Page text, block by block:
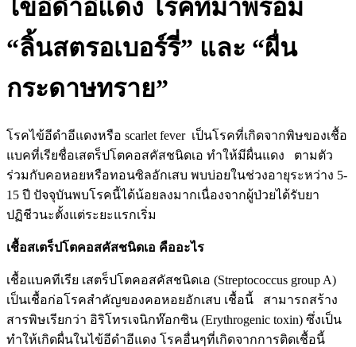
ไข้อีดำอีแดง โรคที่มาพร้อม
“ลิ้นสตรอเบอร์รี่” และ “ผื่น
กระดาษทราย”
โรคไข้อีดำอีแดงหรือ scarlet fever เป็นโรคที่เกิดจากพิษของเชื้อ
แบคที่เรียชื่อเสตร็ปโตคอสคัสชนิดเอ ทำให้มีผื่นแดง ตามตัว
ร่วมกับคอหอยหรือทอนซิลอักเสบ พบบ่อยในช่วงอายุระหว่าง 5-
15 ปี ปัจจุบันพบโรคนี้ได้น้อยลงมากเนื่องจากผู้ป่วยได้รับยา
ปฏิชีวนะตั้งแต่ระยะแรกเริ่ม
เชื้อสเตร็ปโตคอสคัสชนิดเอ คืออะไร
เชื้อแบคทีเรีย เสตร็ปโตคอสคัสชนิดเอ (Streptococcus group A)
เป็นเชื้อก่อโรคสำคัญของคอหอยอักเสบ เชื้อนี้ สามารถสร้าง
สารพิษเรียกว่า อิริโทรเจนิกท๊อกซิน (Erythrogenic toxin) ซึ่งเป็น
ทำให้เกิดผื่นในไข้อีดำอีแดง โรคอื่นๆที่เกิดจากการติดเชื้อนี้